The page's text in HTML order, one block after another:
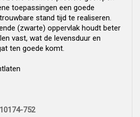
toepassingen een goede
stand tijd te realiseren.
(zwarte) oppervlak houdt beter
vast, wat de levensduur en
ten goede komt.
752